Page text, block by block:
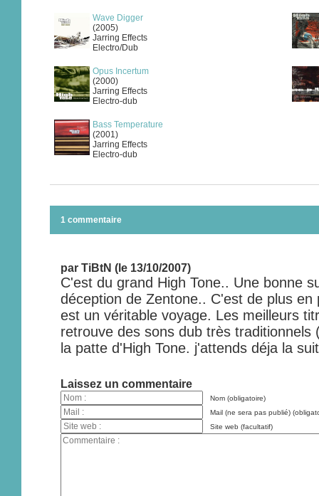
Wave Digger
(2005)
Jarring Effects
Electro/Dub
Opus Incertum
(2000)
Jarring Effects
Electro-dub
Bass Temperature
(2001)
Jarring Effects
Electro-dub
1 commentaire
par TiBtN (le 13/10/2007)
C'est du grand High Tone.. Une bonne
déception de Zentone.. C'est de plus en
est un véritable voyage. Les meilleurs
retrouve des sons dub très
la patte d'High Tone. j'attends déja la
Laissez un commentaire
Nom (obligatoire)
Mail (ne sera pas publié)
Site web (facultatif)